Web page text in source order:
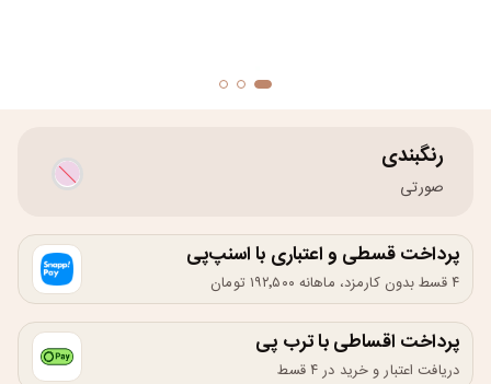
رنگبندی
صورتی
پرداخت قسطی و اعتباری با اسنپ‌پی
۴ قسط بدون کارمزد، ماهانه ۱۹۲٬۵۰۰ تومان
پرداخت اقساطی با ترب پی
دریافت اعتبار و خرید در ۴ قسط